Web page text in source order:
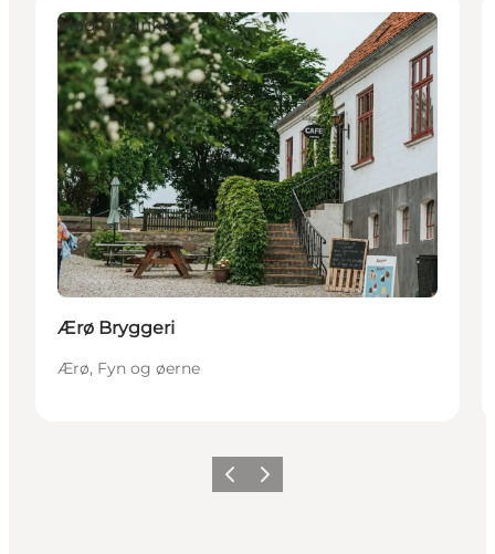
Mad og drikke
Ærø Bryggeri
Ærø, Fyn og øerne
ForrigeNæste